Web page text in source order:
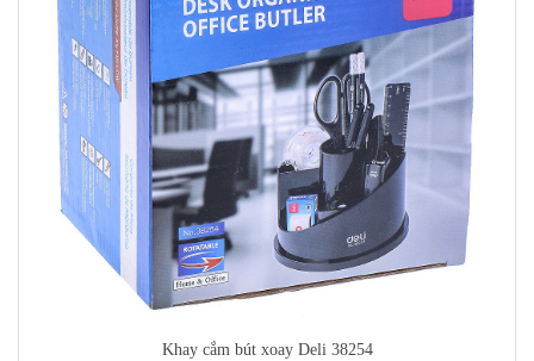
Khay cắm bút xoay Deli 38254